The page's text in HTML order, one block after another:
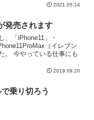
2021.05.14
発売されます
、「iPhone11」・
（イレブン
。 今やっている仕事にも
2019.09.20
乗り切ろう